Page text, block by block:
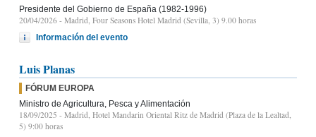
Presidente del Gobierno de España (1982-1996)
20/04/2026 - Madrid, Four Seasons Hotel Madrid (Sevilla, 3) 9.00 horas
Información del evento
Luis Planas
FÓRUM EUROPA
Ministro de Agricultura, Pesca y Alimentación
18/09/2025 - Madrid, Hotel Mandarin Oriental Ritz de Madrid (Plaza de la Lealtad,
5) 9:00 horas